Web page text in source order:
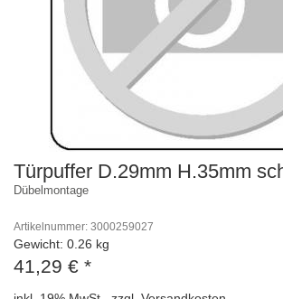
Türpuffer D.29mm H.35mm
Dübelmontage
Artikelnummer: 3000259027
Gewicht: 0.26 kg
41,29 € *